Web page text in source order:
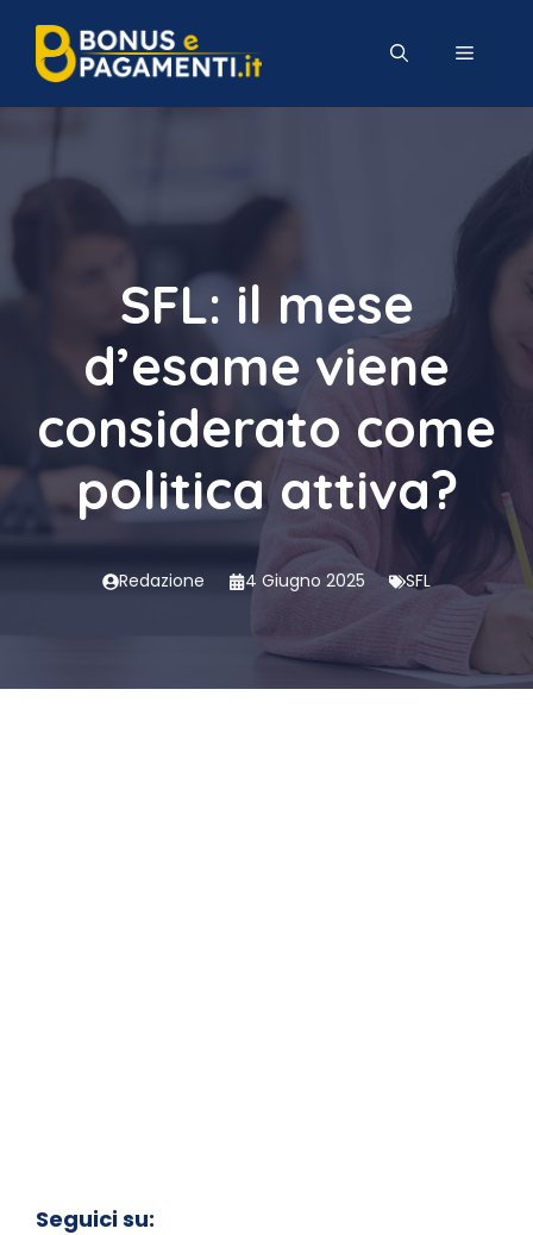
contenuto
MENU
SFL: il mese
d’esame viene
considerato come
politica attiva?
Redazione 4 Giugno 2025 SFL
Seguici su: